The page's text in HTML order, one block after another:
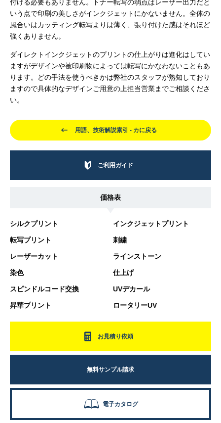
ご利用ガイド
価格表
シルクプリント インクジェットプリント
転写プリント 刺繍
レーザーカット ラインストーン
染色 仕上げ
スピンドルコード交換 UVデカール
昇華プリント ロータリーUV
お見積り依頼
無料サンプル請求
電子カタログ
付ける必要もありません。トナー転写の弱点はレーザー出力だと
いう点で印刷の美しさがインクジェットにかないません。全体の
風合いはカッティング転写よりは薄く、張り付けた感はそれほど
強くありません。
ダイレクトインクジェットのプリントの仕上がりは進化はしてい
ますがデザインや被印刷物によっては転写にかなわないこともあ
ります。どの手法を使うべきかは弊社のスタッフが熟知しており
ますので具体的なデザインご用意の上担当営業までご相談くださ
い。
用語、技術解説索引 - カに戻る